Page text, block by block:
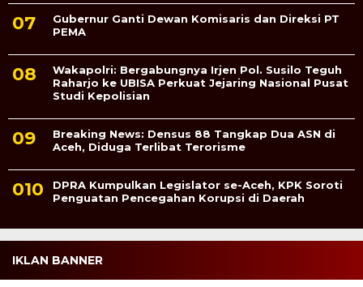
Gubernur Ganti Dewan Komisaris dan Direksi PT
PEMA
Wakapolri: Bergabungnya Irjen Pol. Susilo Teguh
Raharjo ke UBISA Perkuat Jejaring Nasional Pusat
Studi Kepolisian
Breaking News: Densus 88 Tangkap Dua ASN di
Aceh, Diduga Terlibat Terorisme
DPRA Kumpulkan Legislator se-Aceh, KPK Soroti
Penguatan Pencegahan Korupsi di Daerah
IKLAN BANNER